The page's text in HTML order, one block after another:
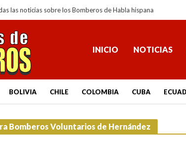
las noticias sobre los Bomberos de Habla hispana
INICIO NOTICIAS
BOLIVIA CHILE COLOMBIA CUBA
Bomberos Voluntarios de Hernández